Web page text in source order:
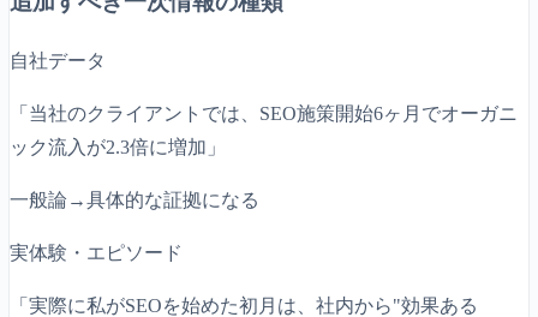
自社データ
「当社のクライアントでは、SEO施策開始6ヶ月でオーガニ
ック流入が2.3倍に増加」
一般論→具体的な証拠になる
実体験・エピソード
「実際に私がSEOを始めた初月は、社内から"効果ある